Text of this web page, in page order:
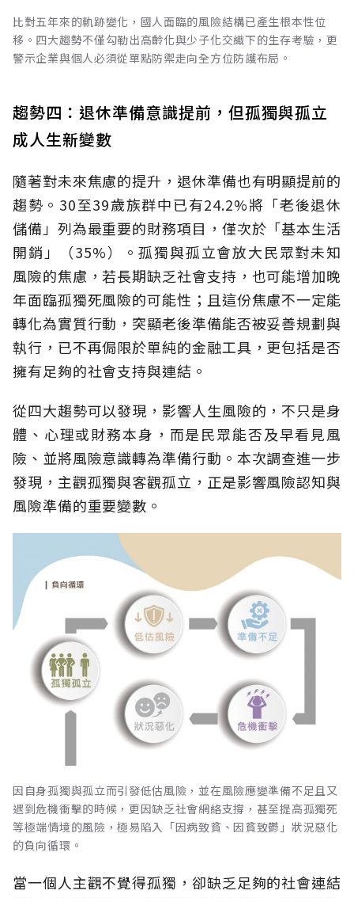
比對五年來的軌跡變化，國人面臨的風險結構已產生根本性位
移。四大趨勢不僅勾勒出高齡化與少子化交織下的生存考驗，更
警示企業與個人必須從單點防禦走向全方位防護布局。
趨勢四：退休準備意識提前，但孤獨與孤立
成人生新變數
隨著對未來焦慮的提升，退休準備也有明顯提前的
趨勢。30至39歲族群中已有24.2%將「老後退休
儲備」列為最重要的財務項目，僅次於「基本生活
開銷」（35%）。孤獨與孤立會放大民眾對未知
風險的焦慮，若長期缺乏社會支持，也可能增加晚
年面臨孤獨死風險的可能性；且這份焦慮不一定能
轉化為實質行動，突顯老後準備能否被妥善規劃與
執行，已不再侷限於單純的金融工具，更包括是否
擁有足夠的社會支持與連結。
從四大趨勢可以發現，影響人生風險的，不只是身
體、心理或財務本身，而是民眾能否及早看見風
險、並將風險意識轉為準備行動。本次調查進一步
發現，主觀孤獨與客觀孤立，正是影響風險認知與
風險準備的重要變數。
因自身孤獨與孤立而引發低估風險，並在風險應變準備不足且又
遇到危機衝擊的時候，更因缺乏社會網絡支撐，甚至提高孤獨死
等極端情境的風險，極易陷入「因病致貧、因貧致鬱」狀況惡化
的負向循環。
當一個人主觀不覺得孤獨，卻缺乏足夠的社會連結